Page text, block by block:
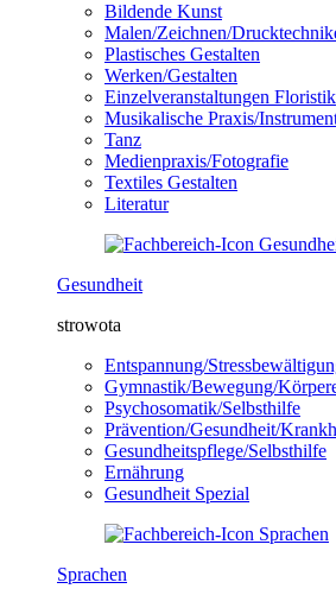
Bildende Kunst
Malen/Zeichnen/
Plastisches Gestalten
Werken/Gestalten
Einzelveranstaltungen Floristik
Musikalische Praxis/
Tanz
Medienpraxis/Fotografie
Textiles Gestalten
Literatur
Gesundheit
strowota
Entspannung/
Gymnastik/Bewegung/
Psychosomatik/Selbsthilfe
Prävention/Gesundheit/
Gesundheitspflege/Selbsthilfe
Ernährung
Gesundheit Spezial
Sprachen